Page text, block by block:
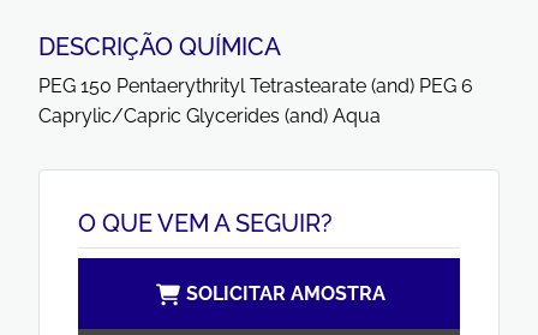
DESCRIÇÃO QUÍMICA
PEG 150 Pentaerythrityl Tetrastearate (and) PEG 6
Caprylic/Capric Glycerides (and) Aqua
O QUE VEM A SEGUIR?
SOLICITAR AMOSTRA